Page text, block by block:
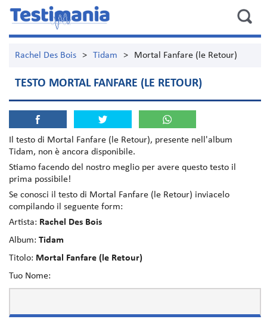
Rachel Des Bois > Tidam > Mortal Fanfare (le Retour)
TESTO MORTAL FANFARE (LE RETOUR)
Il testo di Mortal Fanfare (le Retour), presente nell'album
Tidam, non è ancora disponibile.
Stiamo facendo del nostro meglio per avere questo testo il
prima possibile!
Se conosci il testo di Mortal Fanfare (le Retour) inviacelo
compilando il seguente form:
Artista: Rachel Des Bois
Album: Tidam
Titolo: Mortal Fanfare (le Retour)
Tuo Nome: